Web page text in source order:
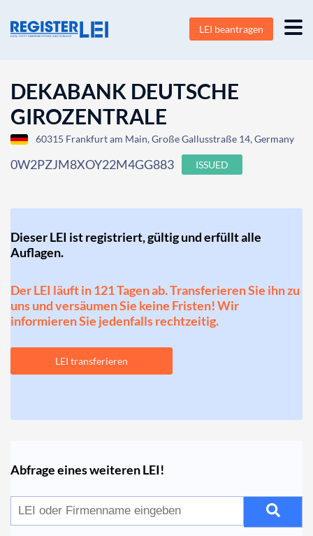
LEI beantragen
DEKABANK DEUTSCHE
GIROZENTRALE
60315 Frankfurt am Main, Große Gallusstraße 14, Germany
0W2PZJM8XOY22M4GG883 ISSUED
Dieser LEI ist registriert, gültig und erfüllt alle
Auflagen.
Der LEI läuft in 121 Tagen ab. Transferieren Sie ihn zu
uns und versäumen Sie keine Fristen! Wir
informieren Sie jedenfalls rechtzeitig.
LEI transferieren
Abfrage eines weiteren LEI!